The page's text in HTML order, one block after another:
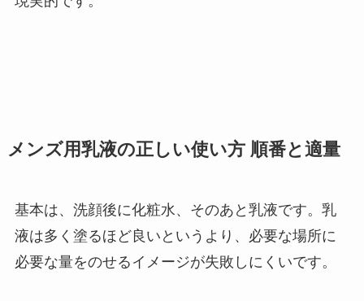
メンズ用乳液の正しい使い方 順番と適量
基本は、洗顔後に化粧水、そのあと乳液です。乳
液は多く塗るほど良いというより、必要な場所に
必要な量をのせるイメージが失敗しにくいです。